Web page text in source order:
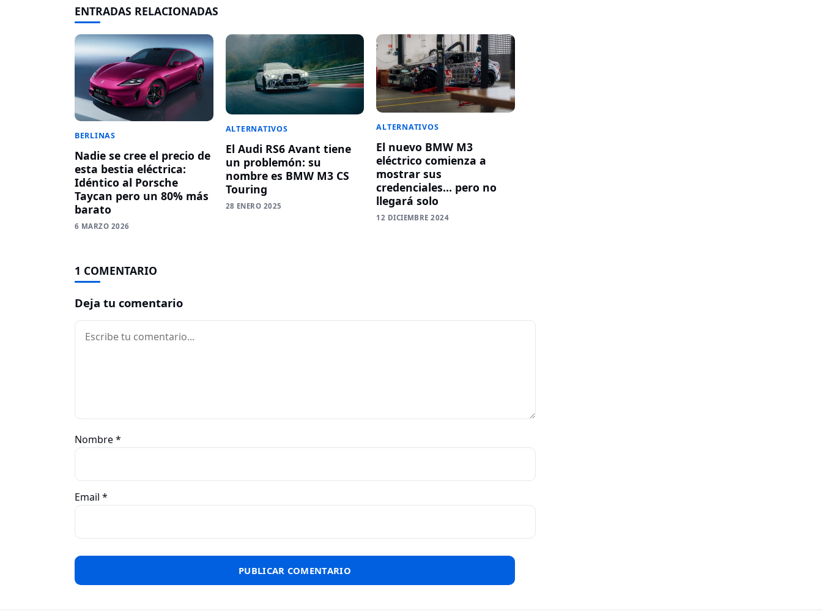
ENTRADAS RELACIONADAS
BERLINAS
Nadie se cree el precio de
esta bestia eléctrica:
Idéntico al Porsche
Taycan pero un 80% más
barato
6 MARZO 2026
ALTERNATIVOS
El Audi RS6 Avant tiene
un problemón: su
nombre es BMW M3 CS
Touring
28 ENERO 2025
ALTERNATIVOS
El nuevo BMW M3
eléctrico comienza a
mostrar sus
credenciales… pero no
llegará solo
12 DICIEMBRE 2024
1 COMENTARIO
Deja tu comentario
Comentario
Nombre*
Email *